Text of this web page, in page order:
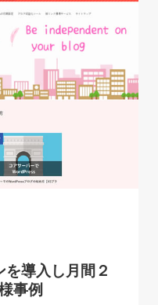
導入し月間２
事例